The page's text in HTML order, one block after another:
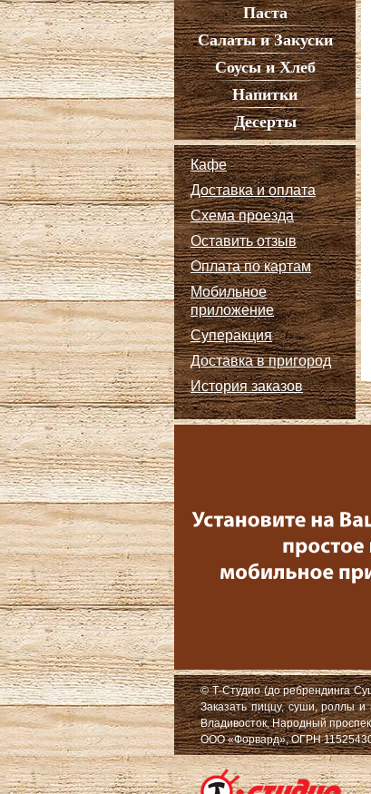
Паста
Салаты и Закуски
Соусы и Хлеб
Напитки
Десерты
Кафе
Доставка и оплата
Схема проезда
Оставить отзыв
Оплата по картам
Мобильное
приложение
Суперакция
Доставка в пригород
История заказов
© Т-Студио (до ребрендинга
Заказать пиццу, суши, роллы
Владивосток, Народный
ООО «Форвард», ОГРН